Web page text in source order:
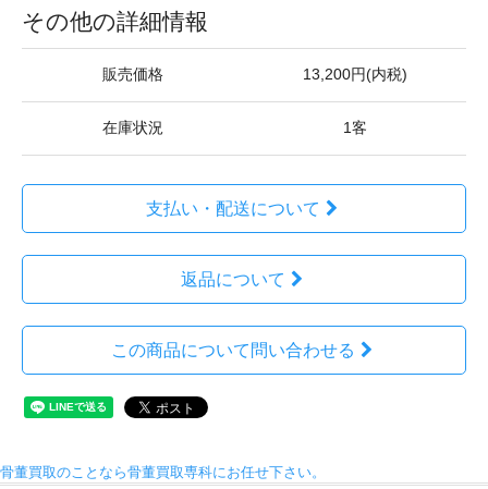
その他の詳細情報
販売価格 13,200円(内税)
在庫状況 1客
支払い・配送について
返品について
この商品について問い合わせる
骨董買取のことなら骨董買取専科にお任せ下さい。